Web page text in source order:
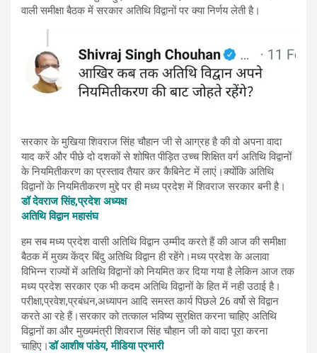
वाली समीक्षा बैठक में सरकार अतिथि विद्वानों पर क्या निर्णय लेती है।
सरकार के मुखिया शिवराज सिंह चौहान जी से आग्रह है की वो अपना वादा
याद करें और पीछे दो दशकों से शोषित पीड़ित उच्च शिक्षित वर्ग अतिथि विद्वानों
के नियमितीकरण का प्रस्ताव तैयार कर कैबिनेट में लाएं।क्योंकि अतिथि
विद्वानों के नियमितीकरण मुद्दे पर ही मध्य प्रदेश में शिवराज सरकार बनी है।
डॉ देवराज सिंह,प्रदेश अध्यक्ष
अतिथि विद्वान महासंघ
हम सब मध्य प्रदेश वासी अतिथि विद्वान उम्मीद करते हैं की आज की समीक्षा
बैठक में मुख्य केंद्र बिंदु अतिथि विद्वान ही रहेंगे।मध्य प्रदेश के अलावा
विभिन्न राज्यों में अतिथि विद्वानों को नियमित कर दिया गया है लेकिन आज तक
मध्य प्रदेश सरकार एक भी कदम अतिथि विद्वानों के हित में नही उठाई है।
परीक्षा,प्रवेश,प्रबंधन,अध्यापन आदि समस्त कार्य पिछले 26 वर्षो से विद्वान
करते आ रहे हैं।सरकार को तत्काल भविष्य सुरक्षित करना चाहिए अतिथि
विद्वानों का और मुख्यमंत्री शिवराज सिंह चौहान जी को वादा पूरा करना
चाहिए।डॉ आशीष पांडेय,मीडिया प्रभारी